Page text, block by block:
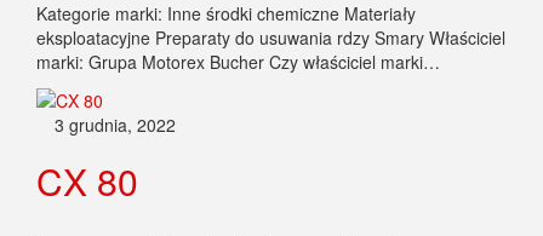
Kategorie marki: Inne środki chemiczne Materiały
eksploatacyjne Preparaty do usuwania rdzy Smary Właściciel
marki: Grupa Motorex Bucher Czy właściciel marki…
3 grudnia, 2022
CX 80